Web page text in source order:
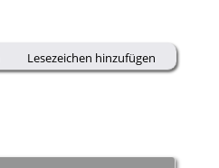
Lesezeichen hinzufügen